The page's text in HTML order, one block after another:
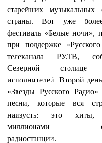
старейших музыкальных
страны. Вот уже
фестиваль «Белые ночи»,
при поддержке
телеканала РУ.ТВ,
Северной столице
исполнителей. Второй
«Звезды Русского Радио»
песни, которые вся
наизусть: это хиты,
миллионами
радиостанции.